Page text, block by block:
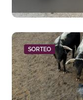
Santa María
SORTEO